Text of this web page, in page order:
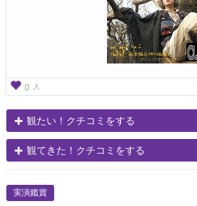
0 人
観たい！クチコミをする
観てきた！クチコミをする
実演鑑賞